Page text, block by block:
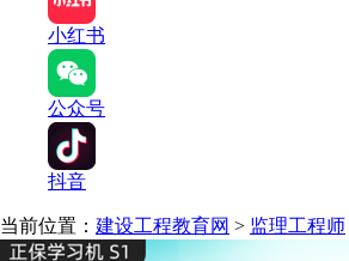
小红书
公众号
抖音
当前位置： 建设工程教育网 > 监理工程师